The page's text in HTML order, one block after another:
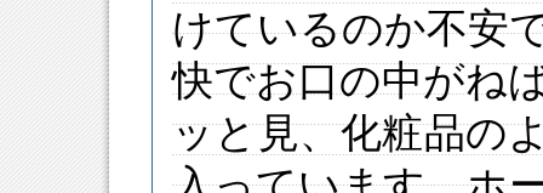
けているのか不安
快でお口の中がね
ッと見、化粧品の